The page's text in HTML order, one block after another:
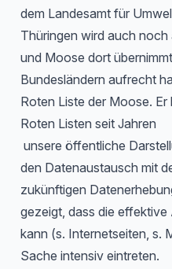
dem Landesamt für
Thüringen wird auch
und Moose dort
Bundesländern aufrecht
Roten Liste der Moose.
Roten Listen seit Jahren
unsere öffentliche
den Datenaustausch mit
zukünftigen
gezeigt, dass die effektive
kann (s. Internetseiten, s.
Sache intensiv eintreten.